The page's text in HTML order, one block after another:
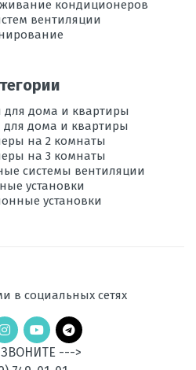
кондиционеров
вентиляции
дома и квартиры
для дома и квартиры
на 2 комнаты
на 3 комнаты
системы вентиляции
установки
установки
в социальных сетях
--->